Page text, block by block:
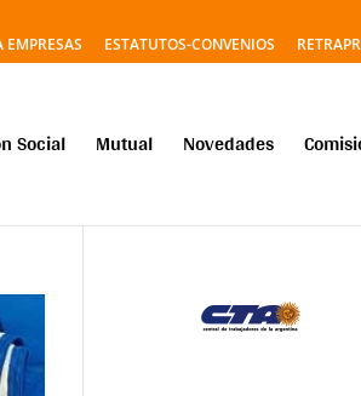
EMPRESAS ESTATUTOS-CONVENIOS
Social Mutual Novedades